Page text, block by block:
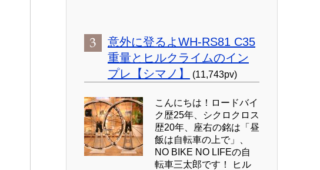
意外に登るよWH-RS81 C35
重量とヒルクライムのイン
プレ【シマノ】
(11,743pv)
こんにちは！ロードバイ
ク歴25年、シクロクロス
歴20年、座右の銘は「昼
飯は自転車の上で」、
NO BIKE NO LIFEの自
転車三太郎です！ ヒル